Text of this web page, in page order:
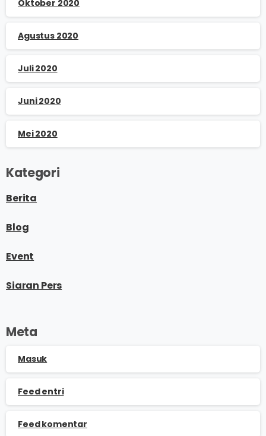
Oktober 2020
Agustus 2020
Juli 2020
Juni 2020
Mei 2020
Kategori
Berita
Blog
Event
Siaran Pers
Meta
Masuk
Feed entri
Feed komentar